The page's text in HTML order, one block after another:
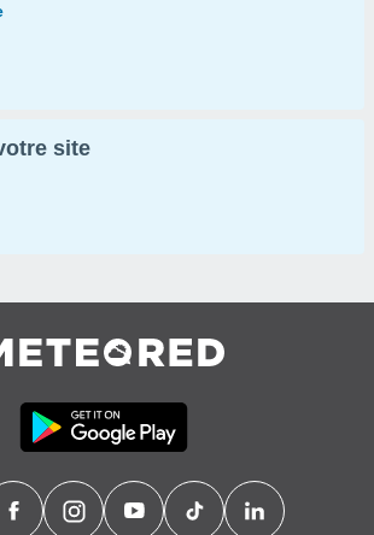
site